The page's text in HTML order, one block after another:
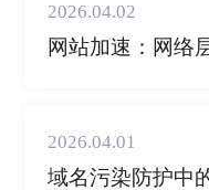
2026.04.02
网站加速：网络
2026.04.01
域名污染防护中